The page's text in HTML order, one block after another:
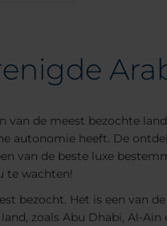
van de meest bezochte
autonomie heeft. De
van de beste luxe
te wachten!
bezocht. Het is een van
zoals Abu Dhabi, Al-